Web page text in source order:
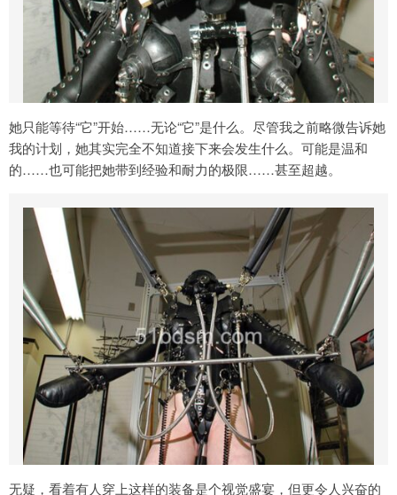
她只能等待“它”开始……无论“它”是什么。尽管我之前略微告诉她
我的计划，她其实完全不知道接下来会发生什么。可能是温和
的……也可能把她带到经验和耐力的极限……甚至超越。
无疑，看着有人穿上这样的装备是个视觉盛宴，但更令人兴奋的